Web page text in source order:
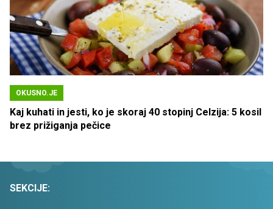
OKUSNO.JE
Kaj kuhati in jesti, ko je skoraj 40 stopinj Celzija: 5 kosil
brez prižiganja pečice
SEKCIJE: